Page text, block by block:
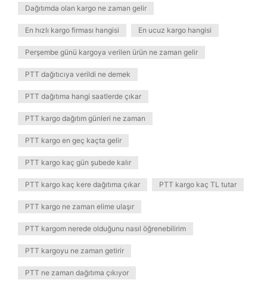
Dağıtımda olan kargo ne zaman gelir
En hızlı kargo firması hangisi En ucuz kargo hangisi
Perşembe günü kargoya verilen ürün ne zaman gelir
PTT dağıtıcıya verildi ne demek
PTT dağıtıma hangi saatlerde çıkar
PTT kargo dağıtım günleri ne zaman
PTT kargo en geç kaçta gelir
PTT kargo kaç gün şubede kalır
PTT kargo kaç kere dağıtıma çıkar PTT kargo kaç TL tutar
PTT kargo ne zaman elime ulaşır
PTT kargom nerede olduğunu nasıl öğrenebilirim
PTT kargoyu ne zaman getirir
PTT ne zaman dağıtıma çıkıyor